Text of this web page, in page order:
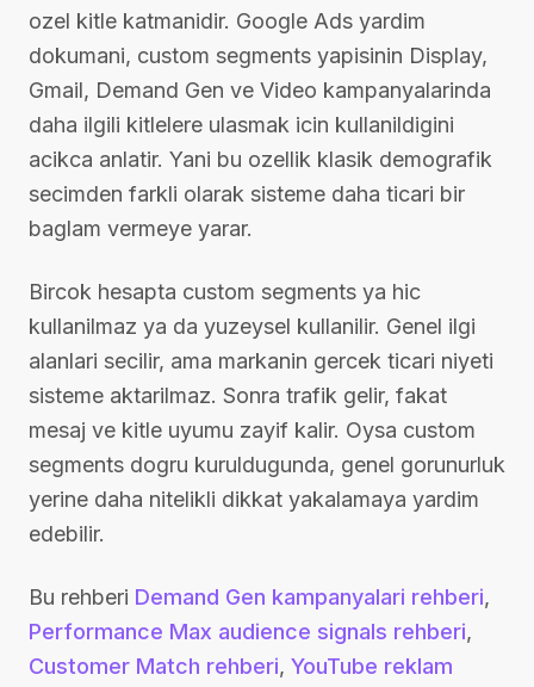
ozel kitle katmanidir. Google Ads yardim
dokumani, custom segments yapisinin Display,
Gmail, Demand Gen ve Video kampanyalarinda
daha ilgili kitlelere ulasmak icin kullanildigini
acikca anlatir. Yani bu ozellik klasik demografik
secimden farkli olarak sisteme daha ticari bir
baglam vermeye yarar.
Bircok hesapta custom segments ya hic
kullanilmaz ya da yuzeysel kullanilir. Genel ilgi
alanlari secilir, ama markanin gercek ticari niyeti
sisteme aktarilmaz. Sonra trafik gelir, fakat
mesaj ve kitle uyumu zayif kalir. Oysa custom
segments dogru kuruldugunda, genel gorunurluk
yerine daha nitelikli dikkat yakalamaya yardim
edebilir.
Bu rehberi Demand Gen kampanyalari rehberi,
Performance Max audience signals rehberi,
Customer Match rehberi, YouTube reklam